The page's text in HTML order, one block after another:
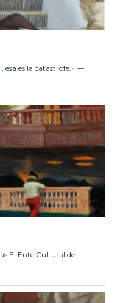
esa es la catástrofe.» —
El Ente Cultural de